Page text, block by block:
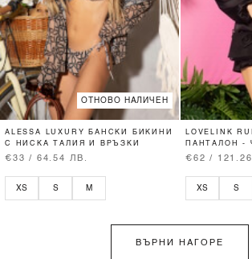
ОТНОВО НАЛИЧЕН
ALESSA LUXURY БАНСКИ БИКИНИ
С НИСКА ТАЛИЯ И ВРЪЗКИ
€33 / 64.54 ЛВ.
XS S M
LOVELINK
ПАНТАЛОН -
€62 /
XS S
ВЪРНИ НАГОРЕ